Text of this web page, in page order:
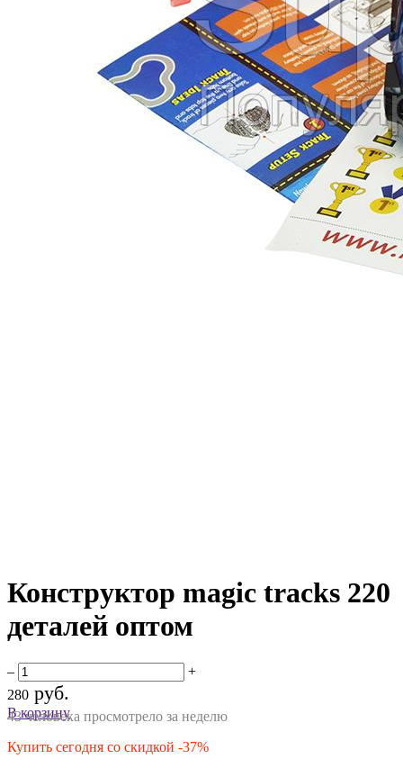
Конструктор magic tracks 220
деталей оптом
–
+
280 руб.
В корзину
43 человека просмотрело за неделю
Купить сегодня со скидкой -37%